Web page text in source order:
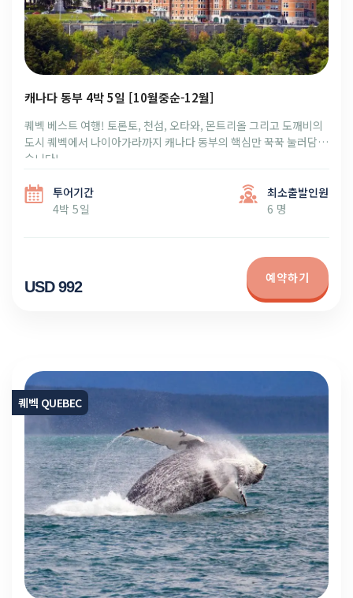
캐나다 동부 4박 5일 [10월중순-12월]
퀘벡 베스트 여행! 토론토, 천섬, 오타와, 몬트리올 그리고 도깨비의
도시 퀘벡에서 나이아가라까지 캐나다 동부의 핵심만 꾹꾹 눌러담았
습니다!
USD 992
예약하기
투어기간
4박 5일
최소출발인원
6 명
퀘벡 QUEBEC